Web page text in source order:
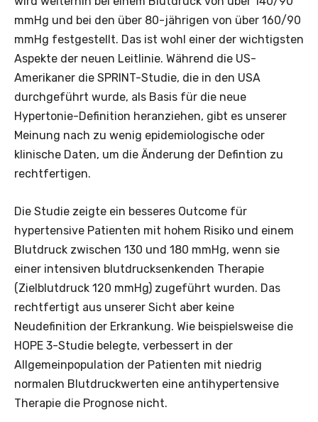
mmHg und bei den über 80-jährigen von über 160/90
mmHg festgestellt. Das ist wohl einer der wichtigsten
Aspekte der neuen Leitlinie. Während die US-
Amerikaner die SPRINT-Studie, die in den USA
durchgeführt wurde, als Basis für die neue
Hypertonie-Definition heranziehen, gibt es unserer
Meinung nach zu wenig epidemiologische oder
klinische Daten, um die Änderung der Defintion zu
rechtfertigen.
Die Studie zeigte ein besseres Outcome für
hypertensive Patienten mit hohem Risiko und einem
Blutdruck zwischen 130 und 180 mmHg, wenn sie
einer intensiven blutdrucksenkenden Therapie
(Zielblutdruck 120 mmHg) zugeführt wurden. Das
rechtfertigt aus unserer Sicht aber keine
Neudefinition der Erkrankung. Wie beispielsweise die
HOPE 3-Studie belegte, verbessert in der
Allgemeinpopulation der Patienten mit niedrig
normalen Blutdruckwerten eine antihypertensive
Therapie die Prognose nicht.